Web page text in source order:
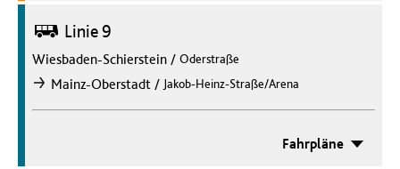
Bus Linie 9
Wiesbaden-Schierstein / Oderstraße
nachMainz-Oberstadt / Jakob-Heinz-Straße/Arena
Fahrpläne